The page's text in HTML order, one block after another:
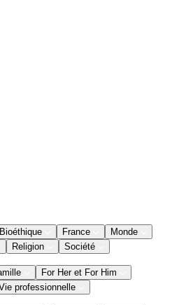
Bioéthique France
Monde
Religion Société
For Her et For Him
professionnelle